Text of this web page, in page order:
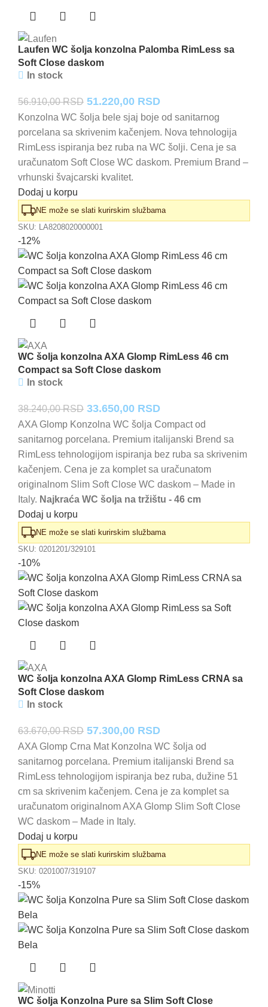
Laufen WC šolja konzolna Palomba RimLess sa
Soft Close daskom
In stock
56.910,00RSD Originalna
cena
je
bila:
56.910,00 RSD.
51.220,00 RSDTrenutna
cena
je:
51.220,00 RSD.
Konzolna WC šolja bele sjaj boje od sanitarnog
porcelana sa skrivenim kačenjem. Nova tehnologija
RimLess ispiranja bez ruba na WC šolji. Cena je sa
uračunatom Soft Close WC daskom. Premium Brand –
vrhunski švajcarski kvalitet.
Dodaj u korpu
NE može se slati kurirskim službama
SKU: LA8208020000001
-12%
WC šolja konzolna AXA Glomp RimLess 46 cm
Compact sa Soft Close daskom
In stock
38.240,00RSD Originalna
cena
je
bila:
38.240,00 RSD.
33.650,00 RSDTrenutna
cena
je:
33.650,00 RSD.
AXA Glomp Konzolna WC šolja Compact od
sanitarnog porcelana. Premium italijanski Brend sa
RimLess tehnologijom ispiranja bez ruba sa skrivenim
kačenjem. Cena je za komplet sa uračunatom
originalnom Slim Soft Close WC daskom – Made in
Italy. Najkraća WC šolja na tržištu - 46 cm
Dodaj u korpu
NE može se slati kurirskim službama
SKU: 0201201/329101
-10%
WC šolja konzolna AXA Glomp RimLess CRNA sa
Soft Close daskom
In stock
63.670,00RSD Originalna
cena
je
bila:
63.670,00 RSD.
57.300,00 RSDTrenutna
cena
je:
57.300,00 RSD.
AXA Glomp Crna Mat Konzolna WC šolja od
sanitarnog porcelana. Premium italijanski Brend sa
RimLess tehnologijom ispiranja bez ruba, dužine 51
cm sa skrivenim kačenjem. Cena je za komplet sa
uračunatom originalnom AXA Glomp Slim Soft Close
WC daskom – Made in Italy.
Dodaj u korpu
NE može se slati kurirskim službama
SKU: 0201007/319107
-15%
WC šolja Konzolna Pure sa Slim Soft Close